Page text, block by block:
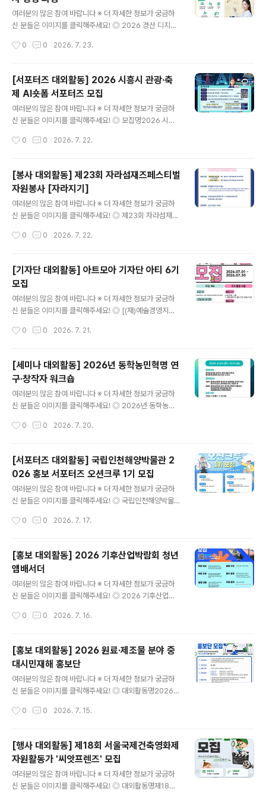
핑형 3차) 2026. 9. 5.(토) ~ 9. 6.(일) / 까막섬(전남 여
수) ▪ (투어형 1차) 2026. 9. 17.(목) ~ 9. 18.(금) / 통영
여러분의 많은 참여 바랍니다 ※ 더 자세한 정보가 궁금하
신 분들은 이미지를 클릭해주세요! ◎ 2026 경산 디지털
형 AI 학습 생태계!경력단절 여성 및 미취업 청년을 대상으
교육 과정 ◎ 모집대상경산시 거주 경력 단절 여성 , 미취
업 청년, 시니어 IT 숙련자 등기수별 100명 (1기: 기초 / 2
기: 심화) ◎ 접수기간2026년 5월 12일(화) ~ 7월 31일
(금) ◎ 신청방법https://www.myuniverse-ai.com/in
structor-track 접수 ◎ 합격자 발표2026.8.5 (수) 18:
기초 과정 ..
0 0 2026. 7. 23.
[서포터즈 대외활동] 2026 시흥시 관광·축
제 AI숏폼 서포터즈 모집
여러분의 많은 참여 바랍니다 ※ 더 자세한 정보가 궁금하
신 분들은 이미지를 클릭해주세요! ◎ 모집명2026 시흥
참가자격전국민 누구나! (SNS계정 필요) ◎ 접수기간 및
기간이 같음 ◎ 우수 서포터즈 발표총 20명 선정, 8월 둘
째주 예정 ◎ 신청방법시흥시 관광 및 축제 분야 AI활용 숏
폼 2개 제작 및 게시▼SNS 홍보▼온라인 신청서 제출htt
ps://forms.gle/QZRGda7ssDKqDKBf9 ◎ 활동내용
[미션 1]AI활용 홍보영상(숏폼) 부문별 각 1개씩 총 2개 영
#시흥시 #시흥AI홍보 #시흥관광 ..
0 0 2026. 7. 22.
[봉사 대외활동] 제23회 자라섬재즈페스티벌
자원봉사 [자라지기]
여러분의 많은 참여 바랍니다 ※ 더 자세한 정보가 궁금하
신 분들은 이미지를 클릭해주세요! ◎ 제23회 자라섬재즈
그리고 당신의 에너지가 만나는 제23회 자라섬재즈페스티
찾습니다. 관객의 함성 너머의 감동을 직접 디자인하고, 재
즈 리듬 사이의 뜨거운 에너지를 함께 호흡할 당신!아시아
최고 축제의 중심에서 평생 잊지 못할 당신만의 인생 라인
업을 완성해 보세요. ◎ 모집인원- 총인원: 아티스트 케어
(23명), 운영(61명)- 운영파트: 안내, 수송, 티켓 교환, 입
자원활동가 촬영 ◎ 모집대상만 19세 이상 ~ 만 35세 이
0 0 2026. 7. 22.
[기자단 대외활동] 아트모아 기자단 아티 6기
모집
여러분의 많은 참여 바랍니다 ※ 더 자세한 정보가 궁금하
신 분들은 이미지를 클릭해주세요! ◎ [(재)예술경영지원
심 있는 사람들 모여라!아트모아 기자단 아티 6기가 돌아
아트모아를 홍보할 기자단 아티 6기를 모집합니다. ◎ 아
트모아란?문화체육관광부와 (재)예술경영지원센터는 예술
분야의 기업 및 채용 정보, 예술산업에 필요한 교육을 종합
적으로 제공하는 ‘아트모아(ArtMore)' 누리집을 운영하
고 있습니다 ◎ 참가자격예술산업 입직・창업을 희망하는
정 ◎ 접수기간2026. 7. 1.(수) ~ 7. 30(목) 15:00까지
0 0 2026. 7. 21.
[세미나 대외활동] 2026년 동학농민혁명 연
구·창작자 워크숍
여러분의 많은 참여 바랍니다 ※ 더 자세한 정보가 궁금하
신 분들은 이미지를 클릭해주세요! ◎ 2026년 동학농민
민혁명 연구자와 문화예술 창작자가 한자리에 모여 동학농
을 마련하고자 합니다.이번 워크숍이 동학농민혁명 연구와
문화예술 창작 활성화에 기여할 수 있도록 많은 관심과 참
여 부탁드립니다. ◎ 일자2026. 8. 20.(목) ~ 8. 21.(금) /
1박 2일 ◎ 장소동학농민혁명기념공원 및 황토현권역 어
울림센터(전북특별자치도 정읍시) ◎ 대상동학농민혁명
(숙박 및 식사 제공)교통비 5만원 지급(전북특별자치도 외
0 0 2026. 7. 20.
[서포터즈 대외활동] 국립인천해양박물관 2
026 홍보 서포터즈 오션크루 1기 모집
여러분의 많은 참여 바랍니다 ※ 더 자세한 정보가 궁금하
신 분들은 이미지를 클릭해주세요! ◎ 국립인천해양박물관
고,전시와 문화행사에 관심이 많고,자신만의 시선으로 콘
26 홍보 서포터즈‘오션크루 1기’ 모집국립인천해양박물관
의 다양한 이야기를 직접 경험하고,자신만의 콘텐츠로 전
해줄홍보 서포터즈 ‘오션크루 1기’를 모집합니다. 오션크루
는 박물관의 전시·교육·학술·문화행사 등에 참여한 뒤,현장
의 생생한 이야기를 글과 사진 또는 영상으로 소개하는 청
(수) ~ 7. 29.(화), 2주간 모집 대상SNS를 적극적으로 활
0 0 2026. 7. 17.
[홍보 대외활동] 2026 기후산업박람회 청년
앰배서더
여러분의 많은 참여 바랍니다 ※ 더 자세한 정보가 궁금하
신 분들은 이미지를 클릭해주세요! ◎ 2026 기후산업국
박람회를 직접 보고, 즐기고, 알릴 주인공을 찾습니다!현장
경험!그리고… 우수 활동 혜택은 무려 아이패드?! ◎ 모집
대상기후에 관심 있는 청년 누구나(만 19세 이상 34세 이
하) / 개인 SNS 운영 및 홍보 유경험자■ 우대 사항- 정부
및 공공기관 앰배서더 활동 및 국제행사 홍보 지원 유경험
자- 부산 지역 활동 가능자 및 부울경 거주자 ◎ 모집 인원
발표2026. 8월 초 ◎ 신청방법하단 링크 or QR코..
0 0 2026. 7. 16.
[홍보 대외활동] 2026 원료·제조물 분야 중
대시민재해 홍보단
여러분의 많은 참여 바랍니다 ※ 더 자세한 정보가 궁금하
신 분들은 이미지를 클릭해주세요! ◎ 대외활동명2026
대상(1) 글, 사진, 영상, 웹툰 등 다양한 디지털콘텐츠 직접
블로그 채널 운영자(3) 안전과 관련된 콘텐츠를 업로드한
이력이 있다면 가산점 부여 ◎ 모집 기간2026.07.08
(수) ~ 2026.07.22(수)※ 마감일 23:59까지 지원서 접
수 완료※ 우편/방문 접수 불가, 접수된 자료와 서류는 반환
하지 않음 (제출 후 수정 불가) ◎ 모집 대상- 대한민국 성
0 0 2026. 7. 15.
[행사 대외활동] 제18회 서울국제건축영화제
자원활동가 '씨앗프렌즈' 모집
여러분의 많은 참여 바랍니다 ※ 더 자세한 정보가 궁금하
신 분들은 이미지를 클릭해주세요! ◎ 대외활동명제18회